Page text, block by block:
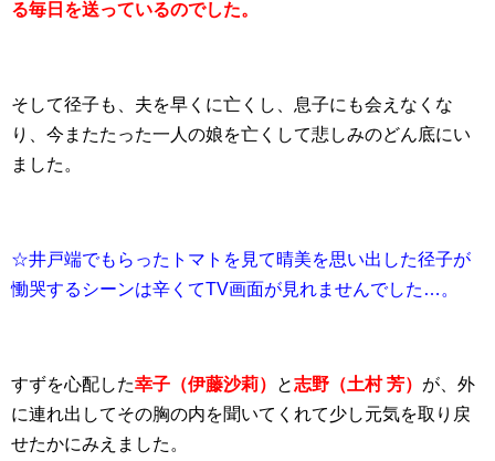
る毎日を送っているのでした。
そして径子も、夫を早くに亡くし、息子にも会えなくな
り、今またたった一人の娘を亡くして悲しみのどん底にい
ました。
☆井戸端でもらったトマトを見て晴美を思い出した径子が
慟哭するシーンは辛くてTV画面が見れませんでした…。
すずを心配した幸子（伊藤沙莉） と志野（土村 芳） が、外
に連れ出してその胸の内を聞いてくれて少し元気を取り戻
せたかにみえました。